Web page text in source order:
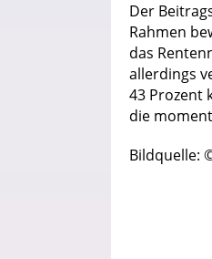
Der
Rahmen
das
allerdings
43 Prozent
die
Bildquelle: